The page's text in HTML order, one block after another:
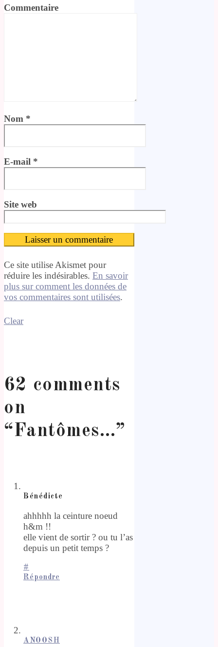
Commentaire
Nom *
E-mail *
Site web
Ce site utilise Akismet pour
réduire les indésirables. En savoir
plus sur comment les données de
vos commentaires sont utilisées.
Clear
62 comments
on
“Fantômes…”
Bénédicte
ahhhhh la ceinture noeud
h&m !!
elle vient de sortir ? ou tu l’as
depuis un petit temps ?
#
Répondre
ANOOSH